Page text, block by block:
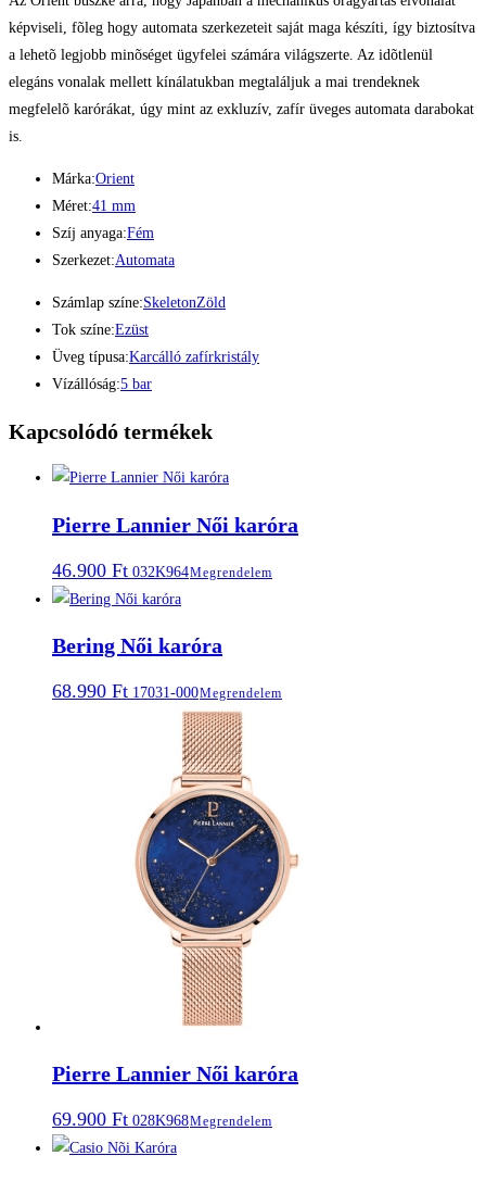
képviseli, fõleg hogy automata szerkezeteit saját maga készíti, így biztosítva
a lehetõ legjobb minõséget ügyfelei számára világszerte. Az idõtlenül
elegáns vonalak mellett kínálatukban megtaláljuk a mai trendeknek
megfelelõ karórákat, úgy mint az exkluzív, zafír üveges automata darabokat
is.
Márka:Orient
Méret:41 mm
Szíj anyaga:Fém
Szerkezet:Automata
Számlap színe:SkeletonZöld
Tok színe:Ezüst
Üveg típusa:Karcálló zafírkristály
Vízállóság:5 bar
Kapcsolódó termékek
Pierre Lannier Női karóra
46.900 Ft 032K964Megrendelem
Bering Női karóra
68.990 Ft 17031-000Megrendelem
Pierre Lannier Női karóra
69.900 Ft 028K968Megrendelem